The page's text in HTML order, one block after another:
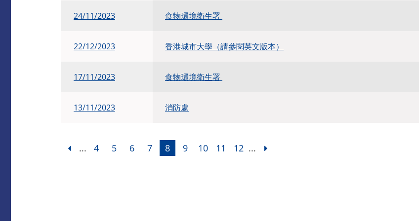
24/11/2023 食物環境衛生署
22/12/2023 香港城市大學（請參閱英文版本）
17/11/2023 食物環境衛生署
13/11/2023 消防處
... 4 5 6 7 8 9 10 11 12 ...